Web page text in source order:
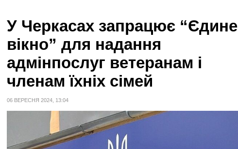
У Черкасах запрацює “Єдине
вікно” для надання
адмінпослуг ветеранам і
членам їхніх сімей
06 ВЕРЕСНЯ 2024, 13:04